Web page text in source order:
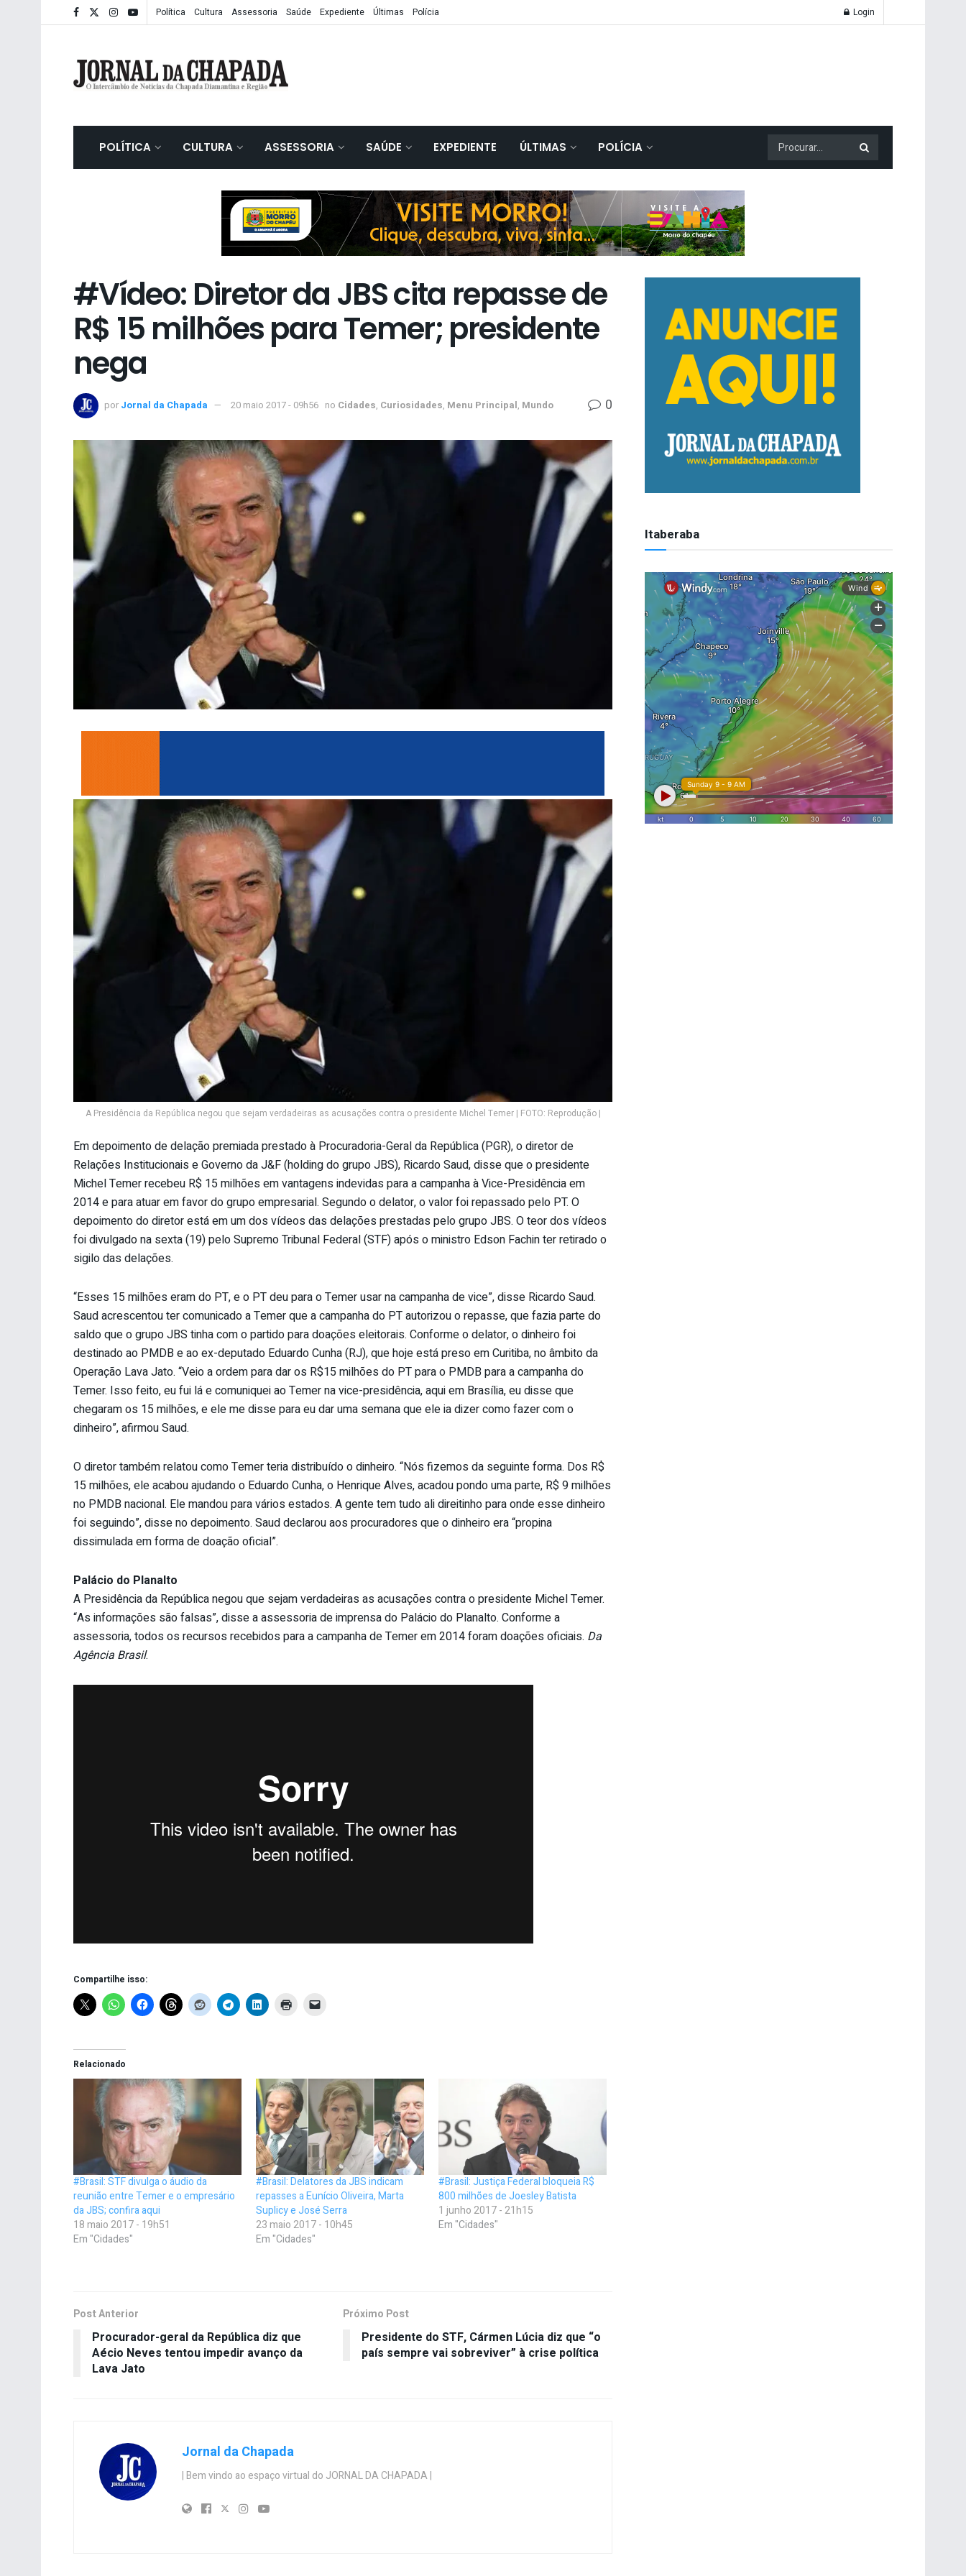
Política Cultura Assessoria Saúde Expediente Últimas Polícia Login
POLÍTICA CULTURA ASSESSORIA SAÚDE EXPEDIENTE ÚLTIMAS POLÍCIA
#Vídeo: Diretor da JBS cita repasse de
R$ 15 milhões para Temer; presidente
nega
por Jornal da Chapada 20 maio 2017 - 09h56 no Cidades, Curiosidades, Menu Principal, Mundo 0
A Presidência da República negou que sejam verdadeiras as acusações contra o presidente Michel Temer | FOTO: Reprodução |
Em depoimento de delação premiada prestado à Procuradoria-Geral da República (PGR), o diretor de
Relações Institucionais e Governo da J&F (holding do grupo JBS), Ricardo Saud, disse que o presidente
Michel Temer recebeu R$ 15 milhões em vantagens indevidas para a campanha à Vice-Presidência em
2014 e para atuar em favor do grupo empresarial. Segundo o delator, o valor foi repassado pelo PT. O
depoimento do diretor está em um dos vídeos das delações prestadas pelo grupo JBS. O teor dos vídeos
foi divulgado na sexta (19) pelo Supremo Tribunal Federal (STF) após o ministro Edson Fachin ter retirado o
sigilo das delações.
“Esses 15 milhões eram do PT, e o PT deu para o Temer usar na campanha de vice”, disse Ricardo Saud.
Saud acrescentou ter comunicado a Temer que a campanha do PT autorizou o repasse, que fazia parte do
saldo que o grupo JBS tinha com o partido para doações eleitorais. Conforme o delator, o dinheiro foi
destinado ao PMDB e ao ex-deputado Eduardo Cunha (RJ), que hoje está preso em Curitiba, no âmbito da
Operação Lava Jato. “Veio a ordem para dar os R$15 milhões do PT para o PMDB para a campanha do
Temer. Isso feito, eu fui lá e comuniquei ao Temer na vice-presidência, aqui em Brasília, eu disse que
chegaram os 15 milhões, e ele me disse para eu dar uma semana que ele ia dizer como fazer com o
dinheiro”, afirmou Saud.
O diretor também relatou como Temer teria distribuído o dinheiro. “Nós fizemos da seguinte forma. Dos R$
15 milhões, ele acabou ajudando o Eduardo Cunha, o Henrique Alves, acadou pondo uma parte, R$ 9 milhões
no PMDB nacional. Ele mandou para vários estados. A gente tem tudo ali direitinho para onde esse dinheiro
foi seguindo”, disse no depoimento. Saud declarou aos procuradores que o dinheiro era “propina
dissimulada em forma de doação oficial”.
Palácio do Planalto
A Presidência da República negou que sejam verdadeiras as acusações contra o presidente Michel Temer.
“As informações são falsas”, disse a assessoria de imprensa do Palácio do Planalto. Conforme a
assessoria, todos os recursos recebidos para a campanha de Temer em 2014 foram doações oficiais. Da
Agência Brasil.
Compartilhe isso:
Relacionado
#Brasil: STF divulga o áudio da
reunião entre Temer e o empresário
da JBS; confira aqui
18 maio 2017 - 19h51
Em "Cidades"
#Brasil: Delatores da JBS indicam
repasses a Eunício Oliveira, Marta
Suplicy e José Serra
23 maio 2017 - 10h45
Em "Cidades"
#Brasil: Justiça Federal bloqueia R$
800 milhões de Joesley Batista
1 junho 2017 - 21h15
Em "Cidades"
Post Anterior
Procurador-geral da República diz que
Aécio Neves tentou impedir avanço da
Lava Jato
Próximo Post
Presidente do STF, Cármen Lúcia diz que “o
país sempre vai sobreviver” à crise política
Jornal da Chapada
| Bem vindo ao espaço virtual do JORNAL DA CHAPADA |
Itaberaba